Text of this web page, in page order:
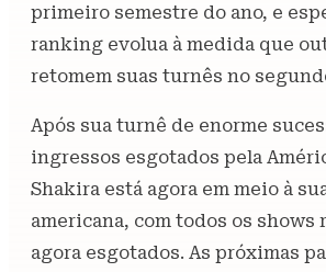
primeiro semestre do ano, e
ranking evolua à medida que
retomem suas turnês no
Após sua turnê de enorme
ingressos esgotados pela
Shakira está agora em meio à
americana, com todos os shows
agora esgotados. As próximas